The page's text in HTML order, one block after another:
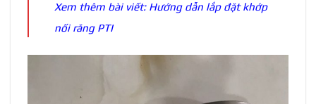
Xem thêm bài viết: Hướng dẫn lắp đặt khớp
nối răng PTI